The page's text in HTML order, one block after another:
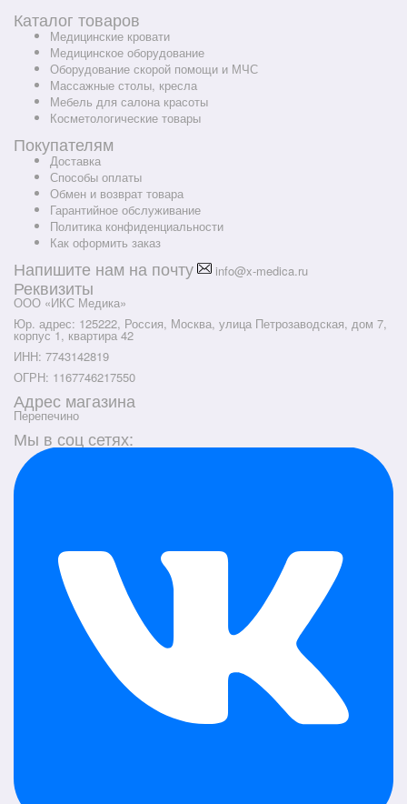
Каталог товаров
Медицинские кровати
Медицинское оборудование
Оборудование скорой помощи и МЧС
Массажные столы, кресла
Мебель для салона красоты
Косметологические товары
Покупателям
Доставка
Способы оплаты
Обмен и возврат товара
Гарантийное обслуживание
Политика конфиденциальности
Как оформить заказ
Напишите нам на почту info@x-medica.ru
Реквизиты
ООО «ИКС Медика»
Юр. адрес: 125222, Россия, Москва, улица Петрозаводская, дом 7,
корпус 1, квартира 42
ИНН: 7743142819
ОГРН: 1167746217550
Адрес магазина
Перепечино
Мы в соц сетях: